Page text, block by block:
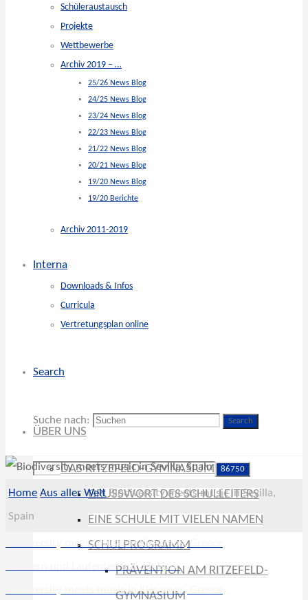
Schüleraustausch
Projekte
Wettbewerbe
Archiv 2019 – …
25/26 News Blog
24/25 News Blog
23/24 News Blog
22/23 News Blog
21/22 News Blog
20/21 News Blog
19/20 News Blog
19/20 Berichte
Archiv 2011-2019
Interna
Downloads & Infos
Curricula
Vertretungsplan online
Search
Suche nach: Search
ÜBER UNS
DAS RITZEFELD-GYMNASIUM
GRUSSWORT DES SCHULLEITERS
EINE SCHULE MIT VIELEN NAMEN
SCHULPROGRAMM
PRÄVENTION AM RITZEFELD-
GYMNASIUM
Home Aus aller Welt Biodiversity meets music in Sevilla,
Spain
Biodiversity meets music in Kissamos, Greece
Hühnern und Laufenten auf der Spur
Biodiversity meets music in Kissamos, Greece